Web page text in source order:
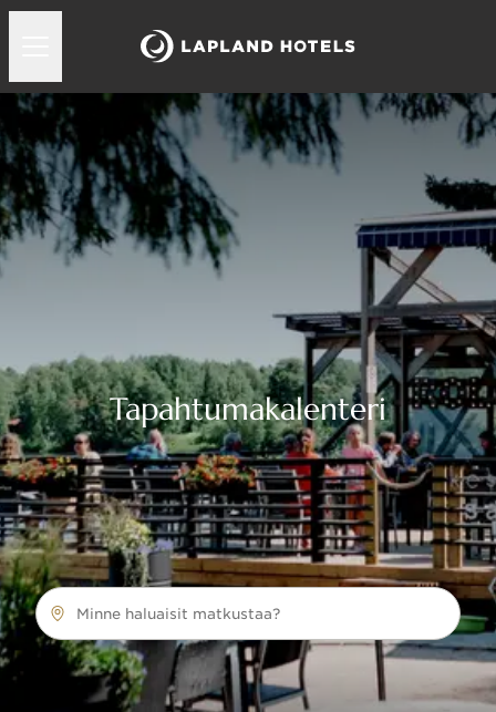
Tapahtumakalenteri
Minne haluaisit matkustaa?